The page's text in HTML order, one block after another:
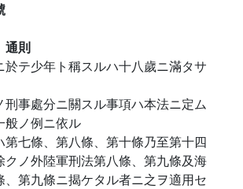
則
於テ少年ト稱スルハ十八歲ニ滿タサ
刑事處分ニ關スル事項ハ本法ニ定ム
般ノ例ニ依ル
第七條、第八條、第十條乃至第十四
クノ外陸軍刑法第八條、第九條及海
、第九條ニ揭ケタル者ニ之ヲ適用セ